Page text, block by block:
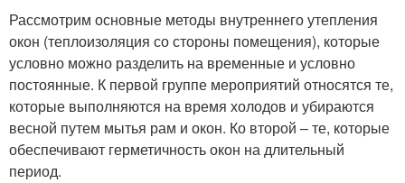
Рассмотрим основные методы внутреннего утепления
окон (теплоизоляция со стороны помещения), которые
условно можно разделить на временные и условно
постоянные. К первой группе мероприятий относятся те,
которые выполняются на время холодов и убираются
весной путем мытья рам и окон. Ко второй – те, которые
обеспечивают герметичность окон на длительный
период.